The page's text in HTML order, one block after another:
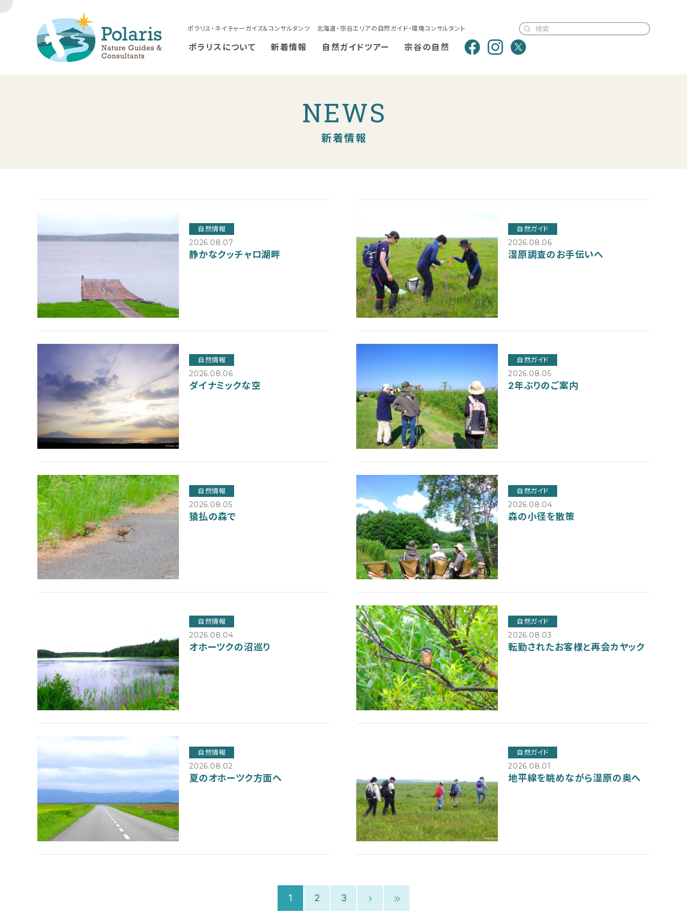
ポラリス・ネイチャーガイズ＆コンサルタンツ 北海道・宗谷エリアの自然ガイド・環境コンサルタント
ポラリスについて 新着情報 自然ガイドツアー 宗谷の自然
NEWS
新着情報
自然情報
2026.08.07
静かなクッチャロ湖畔
自然ガイド
2026.08.06
湿原調査のお手伝いへ
自然情報
2026.08.06
ダイナミックな空
自然ガイド
2026.08.05
2年ぶりのご案内
自然情報
2026.08.05
猿払の森で
自然ガイド
2026.08.04
森の小径を散策
自然情報
2026.08.04
オホーツクの沼巡り
自然ガイド
2026.08.03
転勤されたお客様と再会カヤック
自然情報
2026.08.02
夏のオホーツク方面へ
自然ガイド
2026.08.01
地平線を眺めながら湿原の奥へ
1 2 3